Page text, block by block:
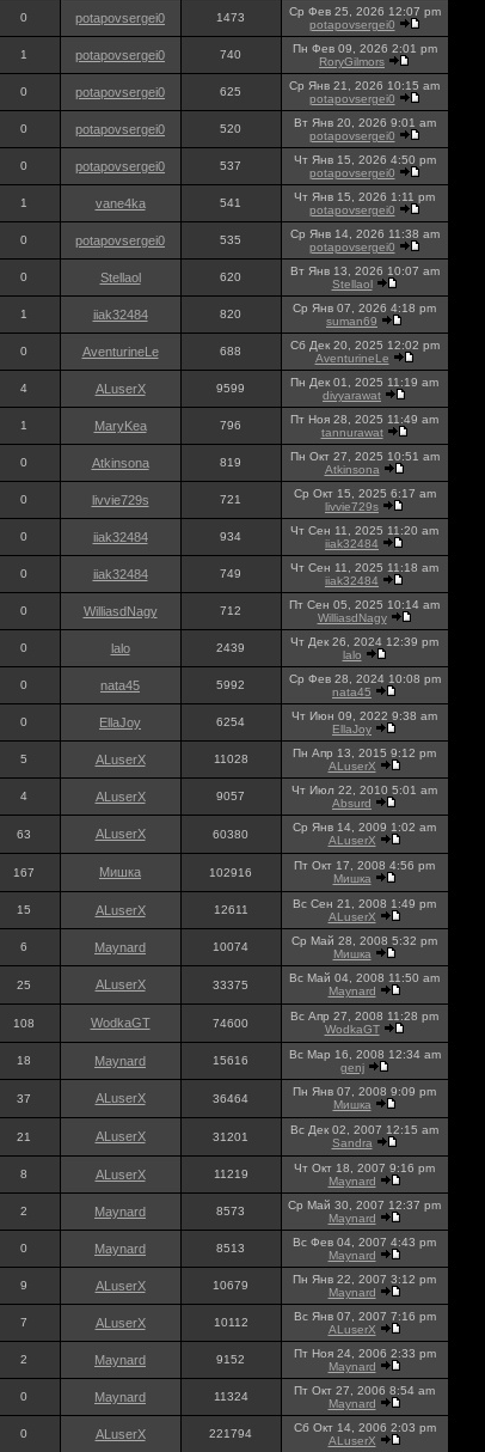
0 potapovsergei0 1473
Ср Фев 25, 2026 12:07 pm
potapovsergei0
1 potapovsergei0 740
Пн Фев 09, 2026 2:01 pm
RoryGilmors
0 potapovsergei0 625
Ср Янв 21, 2026 10:15 am
potapovsergei0
0 potapovsergei0 520
Вт Янв 20, 2026 9:01 am
potapovsergei0
0 potapovsergei0 537
Чт Янв 15, 2026 4:50 pm
potapovsergei0
1 vane4ka 541
Чт Янв 15, 2026 1:11 pm
potapovsergei0
0 potapovsergei0 535
Ср Янв 14, 2026 11:38 am
potapovsergei0
0 Stellaol 620
Вт Янв 13, 2026 10:07 am
Stellaol
1 iiak32484 820
Ср Янв 07, 2026 4:18 pm
suman69
0 AventurineLe 688
Сб Дек 20, 2025 12:02 pm
AventurineLe
4 ALuserX 9599
Пн Дек 01, 2025 11:19 am
divyarawat
1 MaryKea 796
Пт Ноя 28, 2025 11:49 am
tannurawat
0 Atkinsona 819
Пн Окт 27, 2025 10:51 am
Atkinsona
0 livvie729s 721
Ср Окт 15, 2025 6:17 am
livvie729s
0 iiak32484 934
Чт Сен 11, 2025 11:20 am
iiak32484
0 iiak32484 749
Чт Сен 11, 2025 11:18 am
iiak32484
0 WilliasdNagy 712
Пт Сен 05, 2025 10:14 am
WilliasdNagy
0 lalo 2439
Чт Дек 26, 2024 12:39 pm
lalo
0 nata45 5992
Ср Фев 28, 2024 10:08 pm
nata45
0 EllaJoy 6254
Чт Июн 09, 2022 9:38 am
EllaJoy
5 ALuserX 11028
Пн Апр 13, 2015 9:12 pm
ALuserX
4 ALuserX 9057
Чт Июл 22, 2010 5:01 am
Absurd
63 ALuserX 60380
Ср Янв 14, 2009 1:02 am
ALuserX
167 Мишка 102916
Пт Окт 17, 2008 4:56 pm
Мишка
15 ALuserX 12611
Вс Сен 21, 2008 1:49 pm
ALuserX
6 Maynard 10074
Ср Май 28, 2008 5:32 pm
Мишка
25 ALuserX 33375
Вс Май 04, 2008 11:50 am
Maynard
108 WodkaGT 74600
Вс Апр 27, 2008 11:28 pm
WodkaGT
18 Maynard 15616
Вс Мар 16, 2008 12:34 am
genj
37 ALuserX 36464
Пн Янв 07, 2008 9:09 pm
Мишка
21 ALuserX 31201
Вс Дек 02, 2007 12:15 am
Sandra
8 ALuserX 11219
Чт Окт 18, 2007 9:16 pm
Maynard
2 Maynard 8573
Ср Май 30, 2007 12:37 pm
Maynard
0 Maynard 8513
Вс Фев 04, 2007 4:43 pm
Maynard
9 ALuserX 10679
Пн Янв 22, 2007 3:12 pm
Maynard
7 ALuserX 10112
Вс Янв 07, 2007 7:16 pm
ALuserX
2 Maynard 9152
Пт Ноя 24, 2006 2:33 pm
Maynard
0 Maynard 11324
Пт Окт 27, 2006 8:54 am
Maynard
0 ALuserX 221794
Сб Окт 14, 2006 2:03 pm
ALuserX